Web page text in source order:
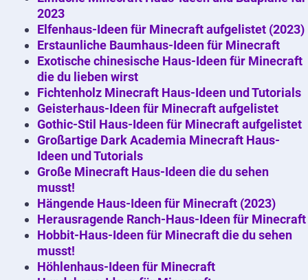
2023
Elfenhaus-Ideen für Minecraft aufgelistet (2023)
Erstaunliche Baumhaus-Ideen für Minecraft
Exotische chinesische Haus-Ideen für Minecraft
die du lieben wirst
Fichtenholz Minecraft Haus-Ideen und Tutorials
Geisterhaus-Ideen für Minecraft aufgelistet
Gothic-Stil Haus-Ideen für Minecraft aufgelistet
Großartige Dark Academia Minecraft Haus-
Ideen und Tutorials
Große Minecraft Haus-Ideen die du sehen
musst!
Hängende Haus-Ideen für Minecraft (2023)
Herausragende Ranch-Haus-Ideen für Minecraft
Hobbit-Haus-Ideen für Minecraft die du sehen
musst!
Höhlenhaus-Ideen für Minecraft